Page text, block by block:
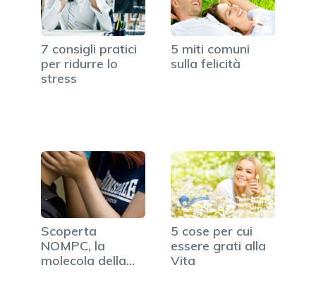
7 consigli pratici
per ridurre lo
stress
5 miti comuni
sulla felicità
Scoperta
NOMPC, la
molecola della
5 cose per cui
essere grati alla
Vita